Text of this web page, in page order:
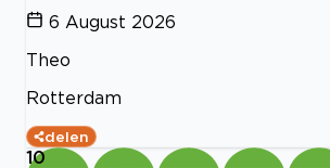
6 August 2026
Theo
Rotterdam
delen
10